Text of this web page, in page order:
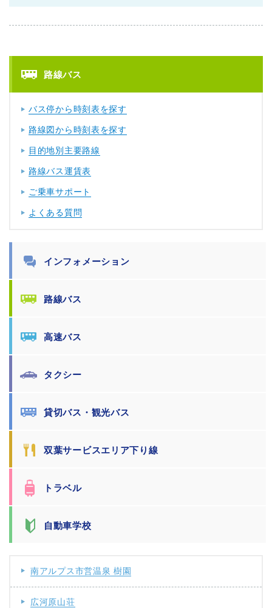
路線バス
バス停から時刻表を探す
路線図から時刻表を探す
目的地別主要路線
路線バス運賃表
ご乗車サポート
よくある質問
インフォメーション
路線バス
高速バス
タクシー
貸切バス・観光バス
双葉サービスエリア下り線
トラベル
自動車学校
南アルプス市営温泉 樹園
広河原山荘